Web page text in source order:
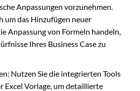
Anpassungen vorzunehmen.
um das Hinzufügen neuer
Anpassung von Formeln handeln,
Ihres Business Case zu
Nutzen Sie die integrierten Tools
Excel Vorlage, um detaillierte